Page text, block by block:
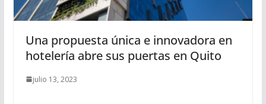
Una propuesta única e innovadora en
hotelería abre sus puertas en Quito
julio 13, 2023